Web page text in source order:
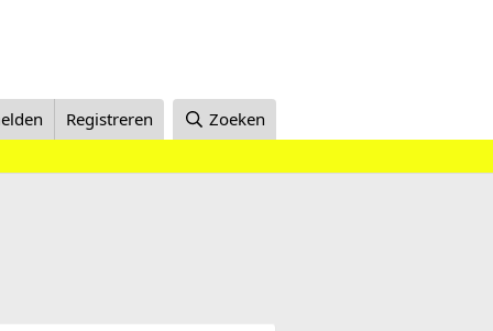
Registreren Zoeken